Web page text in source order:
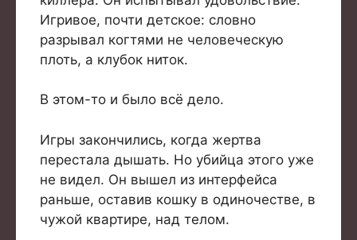
Игривое, почти детское: словно
разрывал когтями не человеческую
плоть, а клубок ниток.
В этом-то и было всё дело.
Игры закончились, когда жертва
перестала дышать. Но убийца этого уже
не видел. Он вышел из интерфейса
раньше, оставив кошку в одиночестве, в
чужой квартире, над телом.